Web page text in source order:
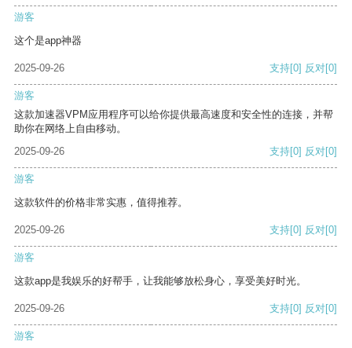
游客
这个是app神器
2025-09-26 支持[0] 反对[0]
游客
这款加速器VPM应用程序可以给你提供最高速度和安全性的连接，并帮
助你在网络上自由移动。
2025-09-26
支持[0] 反对[0]
游客
这款软件的价格非常实惠，值得推荐。
2025-09-26 支持[0] 反对[0]
游客
这款app是我娱乐的好帮手，让我能够放松身心，享受美好时光。
2025-09-26 支持[0] 反对[0]
游客